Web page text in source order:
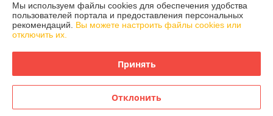
О нас
Доставка и оплата
Мы используем файлы cookies для обеспечения удобства
пользователей портала и предоставления персональных
рекомендаций. Вы можете настроить файлы cookies или
отключить их.
Принять
Отклонить